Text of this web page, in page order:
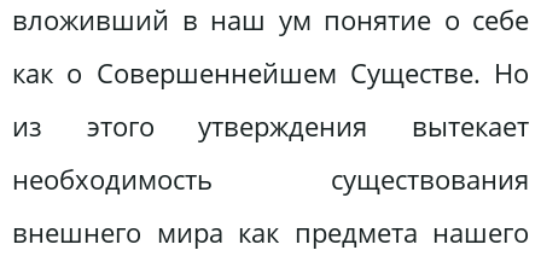
вложивший в наш ум понятие о себе
как о Совершеннейшем Существе. Но
из этого утверждения вытекает
необходимость существования
внешнего мира как предмета нашего